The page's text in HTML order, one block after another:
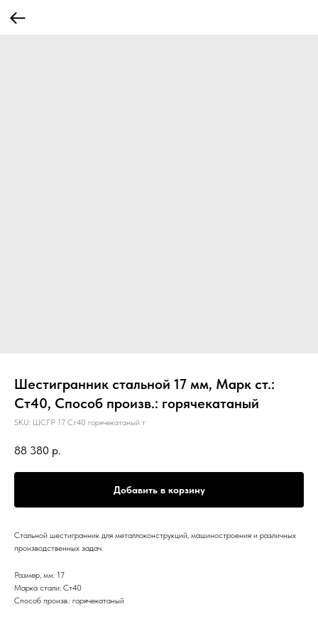
Шестигранник стальной 17 мм, Марк ст.:
Ст40, Способ произв.: горячекатаный
SKU: ШСГР 17 Ст40 горячекатаный т
88 380 р.
Добавить в корзину
Стальной шестигранник для металлоконструкций, машиностроения и различных
производственных задач.
Размер, мм: 17
Марка стали: Ст40
Способ произв.: горячекатаный